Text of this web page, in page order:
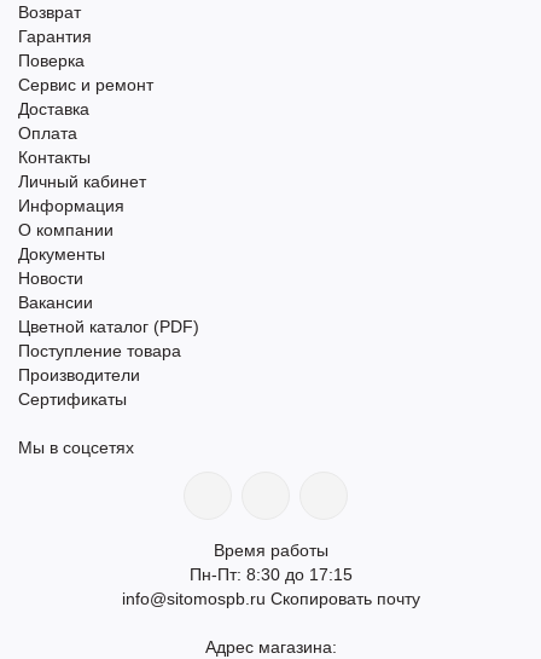
Возврат
Гарантия
Поверка
Сервис и ремонт
Доставка
Оплата
Контакты
Личный кабинет
Информация
О компании
Документы
Новости
Вакансии
Цветной каталог (PDF)
Поступление товара
Производители
Сертификаты
Мы в соцсетях
Время работы
Пн-Пт: 8:30 до 17:15
info@sitomospb.ru Скопировать почту
Адрес магазина: